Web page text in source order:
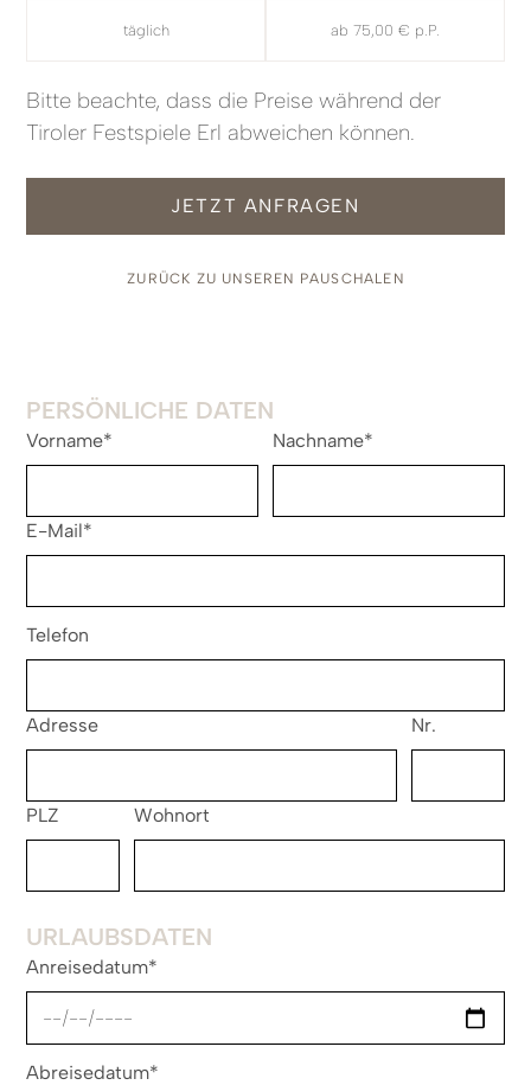
täglich ab 75,00 € p.P.
Bitte beachte, dass die Preise während der
Tiroler Festspiele Erl abweichen können.
JETZT ANFRAGEN
ZURÜCK ZU UNSEREN PAUSCHALEN
PERSÖNLICHE DATEN
Vorname* Nachname*
E-Mail*
Telefon
Adresse Nr.
PLZ Wohnort
URLAUBSDATEN
Anreisedatum*
Abreisedatum*